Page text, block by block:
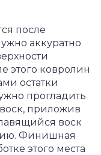
после
аккуратно
этого ковролин
остатки
прогладить
приложив
воск
Финишная
этого места